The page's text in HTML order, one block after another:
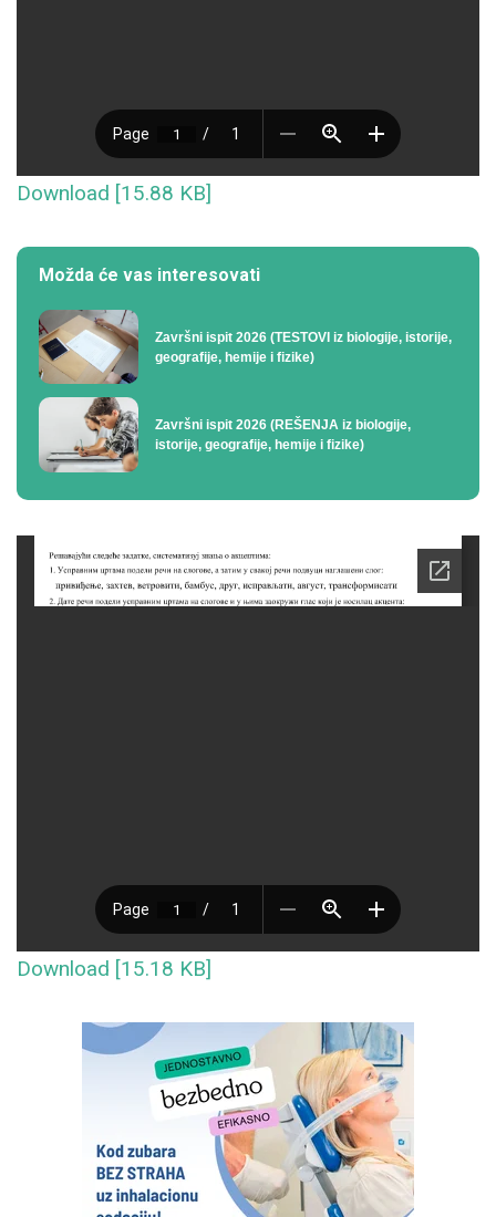
Download [15.88 KB]
Možda će vas interesovati
Završni ispit 2026 (TESTOVI iz biologije, istorije,
geografije, hemije i fizike)
Završni ispit 2026 (REŠENJA iz biologije,
istorije, geografije, hemije i fizike)
Download [15.18 KB]